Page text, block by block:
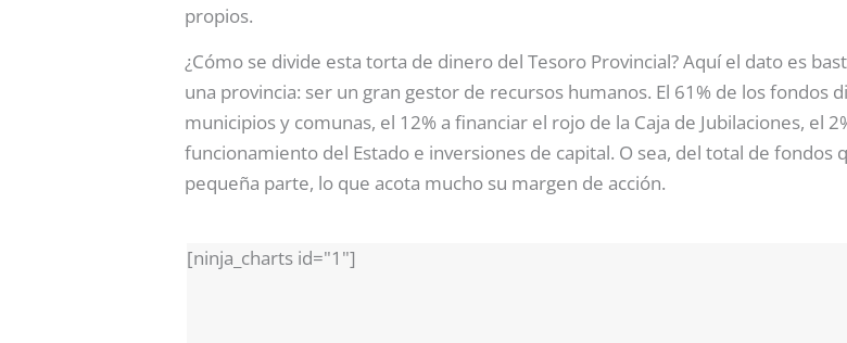
propios.
¿Cómo se divide esta torta de dinero del Tesoro Provincial? Aquí el dato es
una provincia: ser un gran gestor de recursos humanos. El 61% de los fondos
municipios y comunas, el 12% a financiar el rojo de la Caja de Jubilaciones, el
funcionamiento del Estado e inversiones de capital. O sea, del total de
pequeña parte, lo que acota mucho su margen de acción.
[ninja_charts id="1"]